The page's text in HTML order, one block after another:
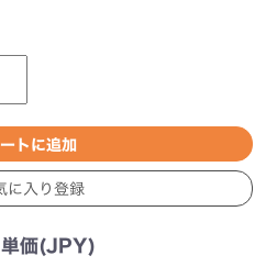
単価(JPY)